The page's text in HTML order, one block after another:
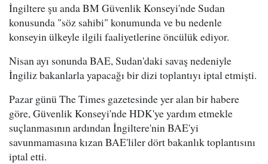
İngiltere şu anda BM Güvenlik Konseyi'nde Sudan
konusunda "söz sahibi" konumunda ve bu nedenle
konseyin ülkeyle ilgili faaliyetlerine öncülük ediyor.
Nisan ayı sonunda BAE, Sudan'daki savaş nedeniyle
İngiliz bakanlarla yapacağı bir dizi toplantıyı iptal etmişti.
Pazar günü The Times gazetesinde yer alan bir habere
göre, Güvenlik Konseyi'nde HDK'ye yardım etmekle
suçlanmasının ardından İngiltere'nin BAE'yi
savunmamasına kızan BAE'liler dört bakanlık toplantısını
iptal etti.